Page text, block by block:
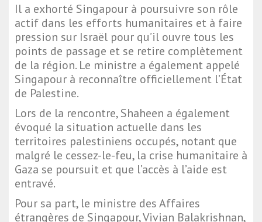
Il a exhorté Singapour à poursuivre son rôle
actif dans les efforts humanitaires et à faire
pression sur Israël pour qu’il ouvre tous les
points de passage et se retire complètement
de la région. Le ministre a également appelé
Singapour à reconnaître officiellement l’État
de Palestine.
Lors de la rencontre, Shaheen a également
évoqué la situation actuelle dans les
territoires palestiniens occupés, notant que
malgré le cessez-le-feu, la crise humanitaire à
Gaza se poursuit et que l’accès à l’aide est
entravé.
Pour sa part, le ministre des Affaires
étrangères de Singapour, Vivian Balakrishnan,